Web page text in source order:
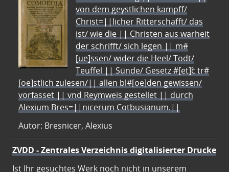
von dem geystlichen kampff/
Christ=||licher Ritterschafft/ das
ist/ wie die || Christen aus warheit
der schrifft/ sich legen || m#
[ue]ssen/ wider die Heel/ Todt/
Teuffel || Sünde/ Gesetz #[et]c̃ tr#
[oe]stlich zulesen/|| allen bl#[oe]den gewissen/
vorfasset || vnd Reymweis gestellet || durch
Alexium Bres=||nicerum Cotbusianum.||
Autor: Bresnicer, Alexius
ZVDD - Zentrales Verzeichnis digitalisierter Drucke
Ist Ihr gesuchtes Werk noch nicht in unserem